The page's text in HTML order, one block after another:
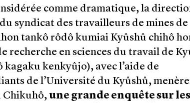
comme dramatique, la
syndicat des travailleurs de mines de
tankô rôdô kumiai Kyûshû chihô
recherche en sciences du travail de
kagaku kenkyûjo), avec l’aide de
de l’Université du Kyûshû,
Chikuhô,une grande enquête sur les